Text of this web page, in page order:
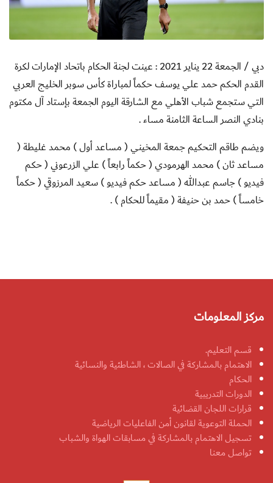
دبي / الجمعة 22 يناير 2021 : عينت لجنة الحكام باتحاد الإمارات لكرة
القدم الحكم حمد علي يوسف حكماً لمباراة كأس سوبر الخليج العربي
التي ستجمع شباب الأهلي مع الشارقة اليوم الجمعة بإستاد آل مكتوم
بنادي النصر الساعة الثامنة مساء .
ويضم طاقم التحكيم جمعة المخيني ( مساعد أول ) محمد غليطة (
مساعد ثان ) محمد الهرمودي ( حكماً رابعاً ) علي الزرعوني ( حكم
فيديو ) جاسم عبدالله ( مساعد حكم فيديو ) سعيد المرزوقي ( حكماً
خامساً ) حمد بن حنيفة ( مقيماً للحكام ) .
مركز المعلومات
قسم التعليم.
الاهتمام بالمشاركة في الصالات ، الشاطئية والنسائية
الحكام
الدورات التدريبية
قرارات اللجان القضائية
الحملة التوعوية لقانون أمن الفاعليات الرياضية
تسجيل الاهتمام بالمشاركة في مسابقات الهواة والشباب
تواصل معنا